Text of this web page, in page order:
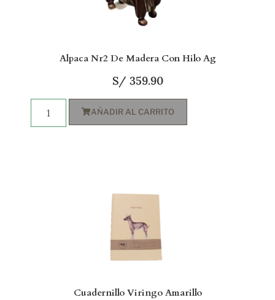
Alpaca Nr2 De Madera Con Hilo Ag
S/ 359.90
AÑADIR AL CARRITO
Cuadernillo Viringo Amarillo